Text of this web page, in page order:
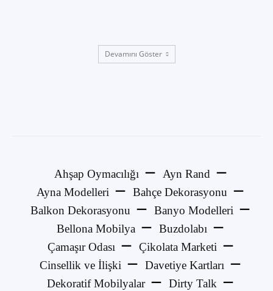
Devamını Göster
Ahşap Oymacılığı
Ayn Rand
Ayna Modelleri
Bahçe Dekorasyonu
Balkon Dekorasyonu
Banyo Modelleri
Bellona Mobilya
Buzdolabı
Çamaşır Odası
Çikolata Marketi
Cinsellik ve İlişki
Davetiye Kartları
Dekoratif Mobilyalar
Dirty Talk